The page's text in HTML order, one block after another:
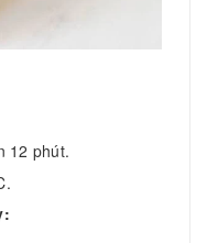
12 phút.